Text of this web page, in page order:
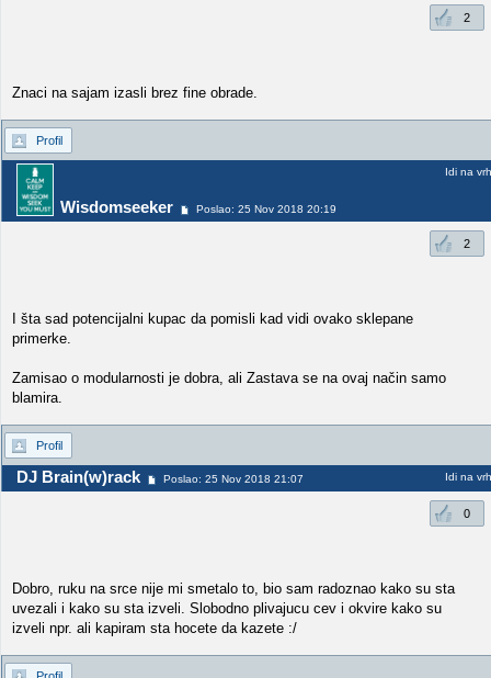
2
Znaci na sajam izasli brez fine obrade.
Profil
Wisdomseeker Poslao: 25 Nov 2018 20:19
Idi na vrh
2
I šta sad potencijalni kupac da pomisli kad vidi ovako sklepane
primerke.
Zamisao o modularnosti je dobra, ali Zastava se na ovaj način samo
blamira.
Profil
DJ Brain(w)rack Poslao: 25 Nov 2018 21:07 Idi na vrh
0
Dobro, ruku na srce nije mi smetalo to, bio sam radoznao kako su sta
uvezali i kako su sta izveli. Slobodno plivajucu cev i okvire kako su
izveli npr. ali kapiram sta hocete da kazete :/